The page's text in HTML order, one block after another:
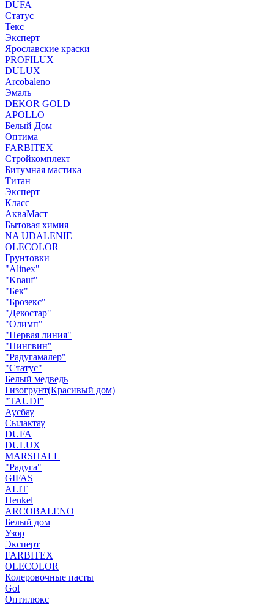
DUFA
Статус
Текс
Эксперт
Ярославские краски
PROFILUX
DULUX
Arcobaleno
Эмаль
DEKOR GOLD
APOLLO
Белый Дом
Оптима
FARBITEX
Стройкомплект
Битумная мастика
Титан
Эксперт
Класс
АкваМаст
Бытовая химия
NA UDALENIE
OLECOLOR
Грунтовки
"Alinex"
"Knauf"
"Бек"
"Брозекс"
"Декостар"
"Олимп"
"Первая линия"
"Пингвин"
"Радугамалер"
"Статус"
Белый медведь
Гизогрунт(Красивый дом)
"TAUDI"
Аусбау
Сылактау
DUFA
DULUX
MARSHALL
"Радуга"
GIFAS
ALIT
Henkel
ARCOBALENO
Белый дом
Узор
Эксперт
FARBITEX
OLECOLOR
Колеровочные пасты
Gol
Оптилюкс